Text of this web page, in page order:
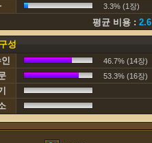
3.3% (1장)
평균 비용 : 2.6
성
46.7% (14장)
53.3% (16장)